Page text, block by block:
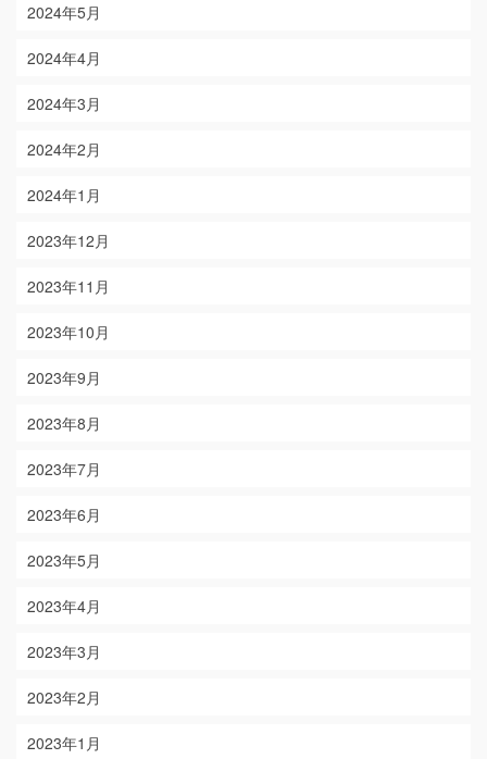
2024年5月
2024年4月
2024年3月
2024年2月
2024年1月
2023年12月
2023年11月
2023年10月
2023年9月
2023年8月
2023年7月
2023年6月
2023年5月
2023年4月
2023年3月
2023年2月
2023年1月